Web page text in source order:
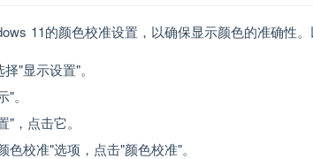
11的颜色校准设置，以确保显示颜色的准确性。
"显示设置"。
。
，点击它。
校准"选项，点击"颜色校准"。